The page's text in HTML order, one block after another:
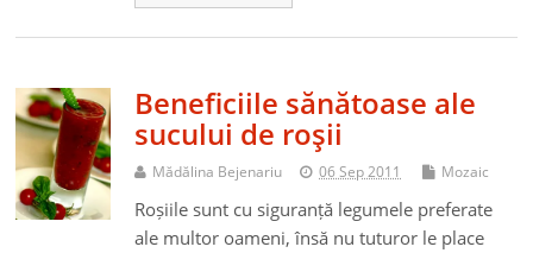
Beneficiile sănătoase ale
sucului de roşii
Mădălina Bejenariu 06 Sep 2011 Mozaic
Roșiile sunt cu siguranță legumele preferate
ale multor oameni, însă nu tuturor le place